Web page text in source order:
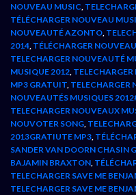
NOUVEAU MUSIC,
TÉLÉCHARGER NOUVEAU
NOUVEAUTÉ AZONTO,
2014, TÉLÉCHARGER
TELECHARGER NOUVEAUTÉ
MUSIQUE 2012,
MP3 GRATUIT, TELECHARGER
NOUVEAUTÉS MUSIQUES
TELECHARGER NOUVEAUX
NOUVOTER SONG,
2013GRATIUTE MP3,
SANDER VAN DOORN CHASIN
BAJAMIN BRAXTON,
TELECHARGER SAVE ME
TELECHARGER SAVE ME